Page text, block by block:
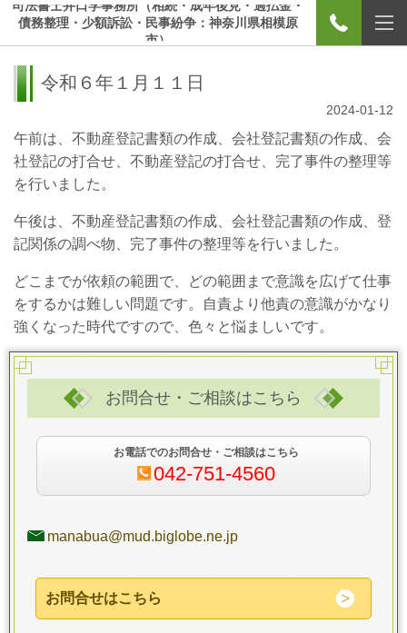
司法書士井口学事務所（相続・成年後見・過払金・
債務整理・少額訴訟・民事紛争：神奈川県相模原
市）
令和６年１月１１日
2024-01-12
午前は、不動産登記書類の作成、会社登記書類の作成、会
社登記の打合せ、不動産登記の打合せ、完了事件の整理等
を行いました。
午後は、不動産登記書類の作成、会社登記書類の作成、登
記関係の調べ物、完了事件の整理等を行いました。
どこまでが依頼の範囲で、どの範囲まで意識を広げて仕事
をするかは難しい問題です。自責より他責の意識がかなり
強くなった時代ですので、色々と悩ましいです。
お問合せ・ご相談はこちら
お電話でのお問合せ・ご相談はこちら
042-751-4560
manabua@mud.biglobe.ne.jp
お問合せはこちら